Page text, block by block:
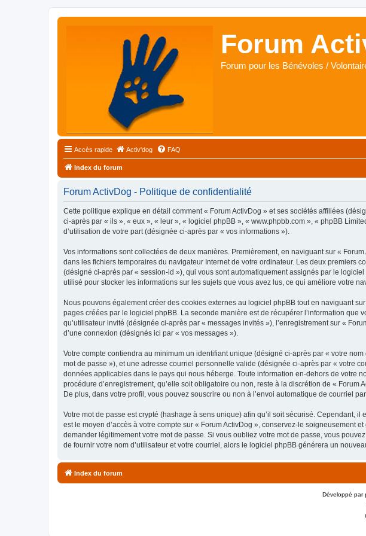
Forum
Forum pour les Bénévoles /
Accès rapide Activ'dog FAQ
Index du forum
Forum ActivDog - Politique de confidentialité
Cette politique explique en détail comment « Forum ActivDog » et ses sociétés affiliées
ci-après par « ils », « eux », « leur », « logiciel phpBB », « www.phpbb.com », « phpBB
d’utilisation de votre part (désignée ci-après par « vos informations »).
Vos informations sont collectées de deux manières. Premièrement, en naviguant sur «
dans les fichiers temporaires du navigateur Internet de votre ordinateur. Les deux premiers
(désigné ci-après par « session-id »), qui vous sont automatiquement assignés par le
utilisé pour stocker les informations sur les sujets que vous avez lus, ce qui améliore votre
Nous pouvons également créer des cookies externes au logiciel phpBB tout en naviguant
pages créées par le logiciel phpBB. La seconde manière est de récupérer l’information que
qu’utilisateur invité (désignée ci-après par « messages invités »), l’enregistrement sur «
d’une connexion (désignés ici par « vos messages »).
Votre compte contiendra au minimum un identifiant unique (désigné ci-après par « votre
mot de passe »), et une adresse courriel personnelle valide (désignée ci-après par « votre
données applicables dans le pays qui nous héberge. Toute information en-dehors de votre
procédure d’enregistrement, qu’elle soit obligatoire ou non, reste à la discrétion de «
De plus, dans votre profil, vous pouvez souscrire ou non à l’envoi automatique de courriel
Votre mot de passe est crypté (hashage à sens unique) afin qu’il soit sécurisé. Cependant,
est le moyen d’accès à votre compte sur « Forum ActivDog », conservez-le soigneusement
demander légitimement votre mot de passe. Si vous oubliez votre mot de passe, vous
de fournir votre nom d’utilisateur et votre courriel, alors le logiciel phpBB générera un
Index du forum
Développé par